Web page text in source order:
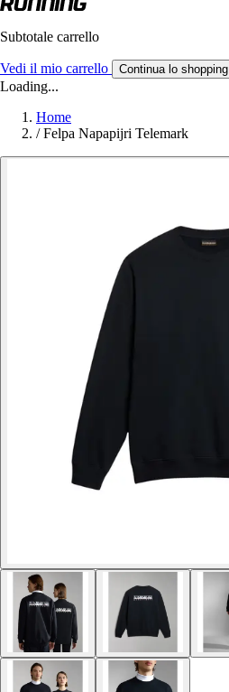
Subtotale carrello
Vedi il mio carrello Continua lo shopping
Loading...
Home
/ Felpa Napapijri Telemark